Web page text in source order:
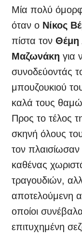
Μία πολύ
όταν ο Νίκος
πίστα τον Θέμη
Μαζωνάκη για
συνοδεύοντάς
μπουζουκιού
καλά τους
Προς το τέλος
σκηνή όλους
τον
καθένας
τραγουδιών,
αποτελούμενη
οποίοι
επιτυχημένη